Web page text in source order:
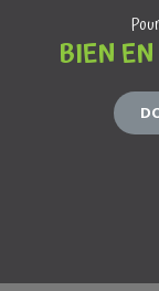
BIEN